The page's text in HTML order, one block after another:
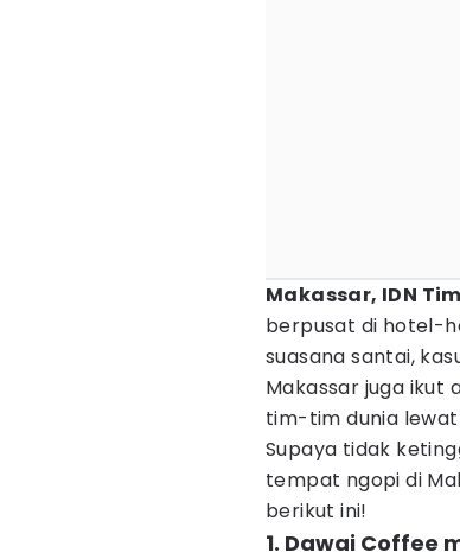
Makassar, IDN
berpusat di hotel-
suasana santai,
Makassar juga ikut
tim-tim dunia
Supaya tidak
tempat ngopi di
berikut ini!
1. Dawai Coffee